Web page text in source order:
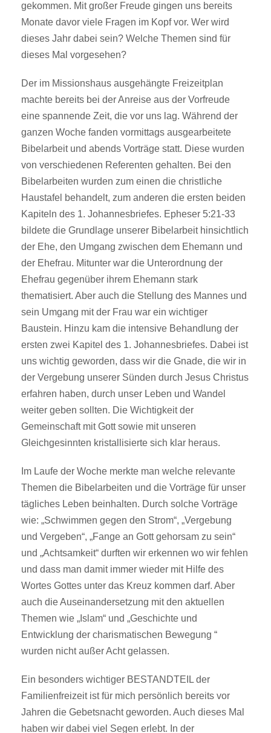
gekommen. Mit großer Freude gingen uns bereits
Monate davor viele Fragen im Kopf vor. Wer wird
dieses Jahr dabei sein? Welche Themen sind für
dieses Mal vorgesehen?
Der im Missionshaus ausgehängte Freizeitplan
machte bereits bei der Anreise aus der Vorfreude
eine spannende Zeit, die vor uns lag. Während der
ganzen Woche fanden vormittags ausgearbeitete
Bibelarbeit und abends Vorträge statt. Diese wurden
von verschiedenen Referenten gehalten. Bei den
Bibelarbeiten wurden zum einen die christliche
Haustafel behandelt, zum anderen die ersten beiden
Kapiteln des 1. Johannesbriefes. Epheser 5:21-33
bildete die Grundlage unserer Bibelarbeit hinsichtlich
der Ehe, den Umgang zwischen dem Ehemann und
der Ehefrau. Mitunter war die Unterordnung der
Ehefrau gegenüber ihrem Ehemann stark
thematisiert. Aber auch die Stellung des Mannes und
sein Umgang mit der Frau war ein wichtiger
Baustein. Hinzu kam die intensive Behandlung der
ersten zwei Kapitel des 1. Johannesbriefes. Dabei ist
uns wichtig geworden, dass wir die Gnade, die wir in
der Vergebung unserer Sünden durch Jesus Christus
erfahren haben, durch unser Leben und Wandel
weiter geben sollten. Die Wichtigkeit der
Gemeinschaft mit Gott sowie mit unseren
Gleichgesinnten kristallisierte sich klar heraus.
Im Laufe der Woche merkte man welche relevante
Themen die Bibelarbeiten und die Vorträge für unser
tägliches Leben beinhalten. Durch solche Vorträge
wie: „Schwimmen gegen den Strom“, „Vergebung
und Vergeben“, „Fange an Gott gehorsam zu sein“
und „Achtsamkeit“ durften wir erkennen wo wir fehlen
und dass man damit immer wieder mit Hilfe des
Wortes Gottes unter das Kreuz kommen darf. Aber
auch die Auseinandersetzung mit den aktuellen
Themen wie „Islam“ und „Geschichte und
Entwicklung der charismatischen Bewegung “
wurden nicht außer Acht gelassen.
Ein besonders wichtiger BESTANDTEIL der
Familienfreizeit ist für mich persönlich bereits vor
Jahren die Gebetsnacht geworden. Auch dieses Mal
haben wir dabei viel Segen erlebt. In der